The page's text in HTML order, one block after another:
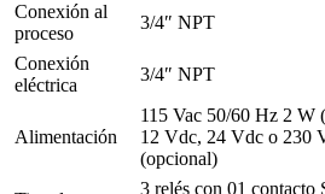
Conexión al
proceso
3/4″ NPT
Conexión
eléctrica
3/4″ NPT
Alimentación
115 Vac 50/60 Hz 2 W
12 Vdc, 24 Vdc o 230
(opcional)
3 relés con 01 contacto